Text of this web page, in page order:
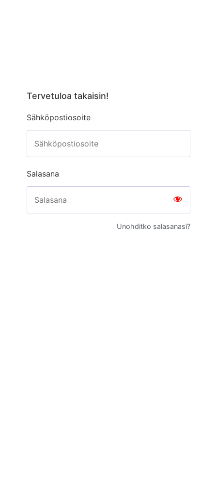
Tervetuloa takaisin!
Sähköpostiosoite
Salasana
Unohditko salasanasi?